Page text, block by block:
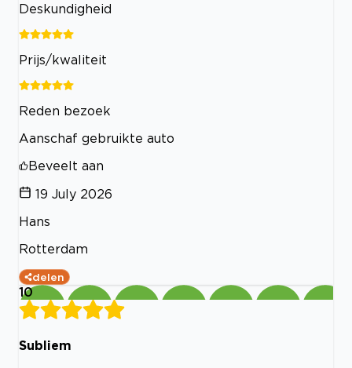
Deskundigheid
Prijs/kwaliteit
Reden bezoek
Aanschaf gebruikte auto
Beveelt aan
19 July 2026
Hans
Rotterdam
delen
10
Subliem